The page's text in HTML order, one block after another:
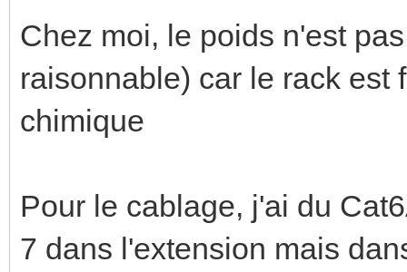
Chez moi, le poids n'est
raisonnable) car le rack est
chimique
Pour le cablage, j'ai du
7 dans l'extension mais